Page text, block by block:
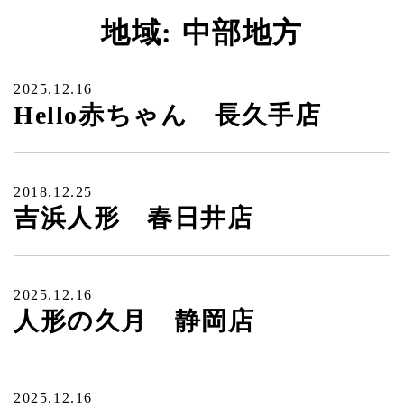
地域: 中部地方
2025.12.16
Hello赤ちゃん 長久手店
2018.12.25
吉浜人形 春日井店
2025.12.16
人形の久月 静岡店
2025.12.16